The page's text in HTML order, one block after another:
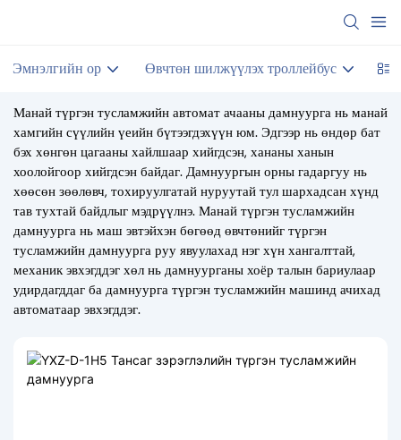
Эмнэлгийн ор Өвчтөн шилжүүлэх троллейбус
Манай түргэн тусламжийн автомат ачааны дамнуурга нь манай
хамгийн сүүлийн үеийн бүтээгдэхүүн юм. Эдгээр нь өндөр бат
бэх хөнгөн цагааны хайлшаар хийгдсэн, хананы ханын
хоолойгоор хийгдсэн байдаг. Дамнуургын орны гадаргуу нь
хөөсөн зөөлөвч, тохируулгатай нуруутай тул шархадсан хүнд
тав тухтай байдлыг мэдрүүлнэ. Манай түргэн тусламжийн
дамнуурга нь маш эвтэйхэн бөгөөд өвчтөнийг түргэн
тусламжийн дамнуурга руу явуулахад нэг хүн хангалттай,
механик эвхэгддэг хөл нь дамнуурганы хоёр талын бариулаар
удирдагддаг ба дамнуурга түргэн тусламжийн машинд ачихад
автоматаар эвхэгддэг.